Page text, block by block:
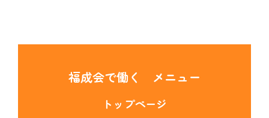
福成会で働く メニュー
トップページ